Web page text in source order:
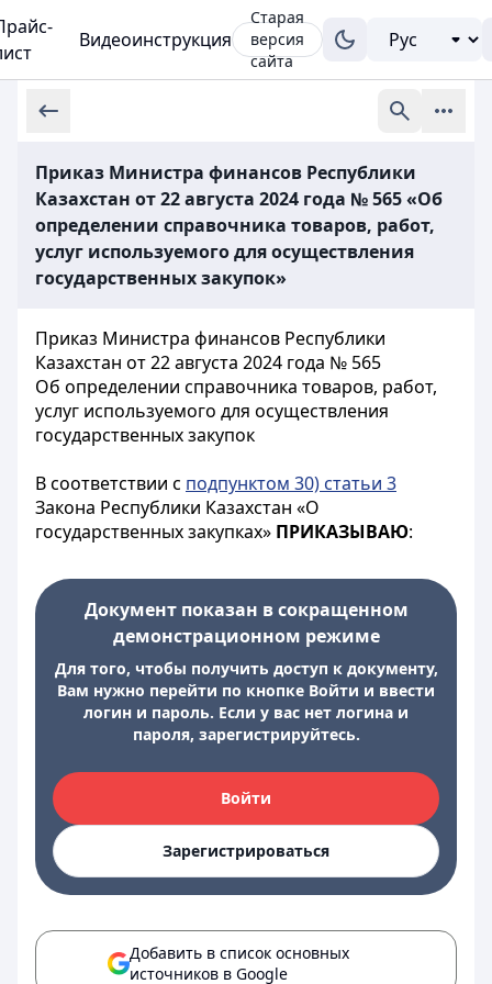
Видеоинструкция
Старая
версия
сайта
Приказ Министра финансов Республики
Казахстан от 22 августа 2024 года № 565 «Об
определении справочника товаров, работ,
услуг используемого для осуществления
государственных закупок»
Приказ Министра финансов Республики
Казахстан от 22 августа 2024 года № 565
Об определении справочника товаров, работ,
услуг используемого для осуществления
государственных закупок
В соответствии с подпунктом 30) статьи 3
Закона Республики Казахстан «О
государственных закупках» ПРИКАЗЫВАЮ:
Документ показан в сокращенном
демонстрационном режиме
Для того, чтобы получить доступ к документу,
Вам нужно перейти по кнопке Войти и ввести
логин и пароль. Если у вас нет логина и
пароля, зарегистрируйтесь.
Войти
Зарегистрироваться
Добавить в список основных
источников в Google